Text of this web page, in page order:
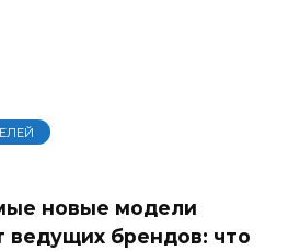
новые модели
ведущих брендов: что